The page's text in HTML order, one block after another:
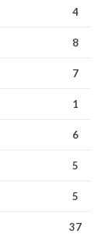
4
8
7
1
6
5
5
37